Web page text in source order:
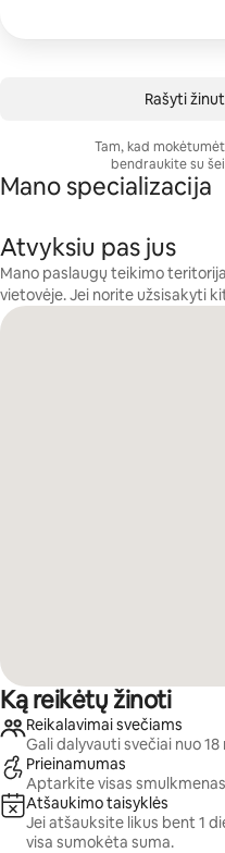
Rašyti
Tam, kad
bendraukite su
Mano specializacija
Atvyksiu pas jus
Mano paslaugų teikimo
vietovėje. Jei norite užsisakyti
Ką reikėtų žinoti
Reikalavimai svečiams
Gali dalyvauti svečiai nuo
Prieinamumas
Aptarkite visas
Atšaukimo taisyklės
Jei atšauksite likus bent 1
visa sumokėta suma.